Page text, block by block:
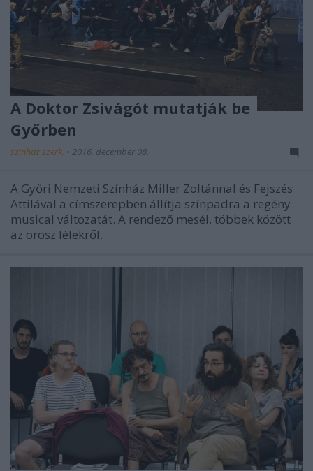
A Doktor Zsivágót mutatják be
Győrben
szinhaz szerk. • 2016. december 08.
A Győri Nemzeti Színház Miller Zoltánnal és Fejszés
Attilával a címszerepben állítja színpadra a regény
musical változatát. A rendező mesél, többek között
az orosz lélekről.